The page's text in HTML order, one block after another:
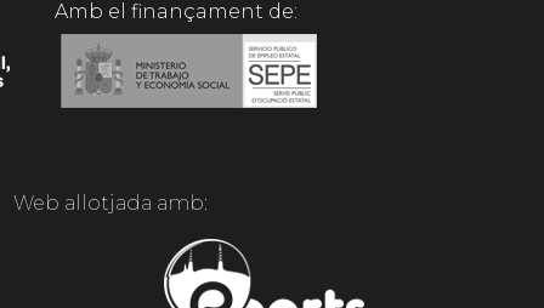
Amb el finançament de:
Web allotjada amb: